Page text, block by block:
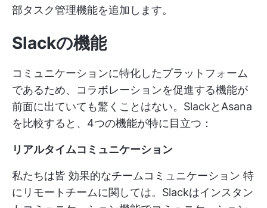
部タスク管理機能を追加します。
Slackの機能
コミュニケーションに特化したプラットフォーム
であるため、コラボレーションを促進する機能が
前面に出ていても驚くことはない。SlackとAsana
を比較すると、4つの機能が特に目立つ：
リアルタイムコミュニケーション
私たちは皆 効果的なチームコミュニケーション 特
にリモートチームに関しては。Slackはインスタン